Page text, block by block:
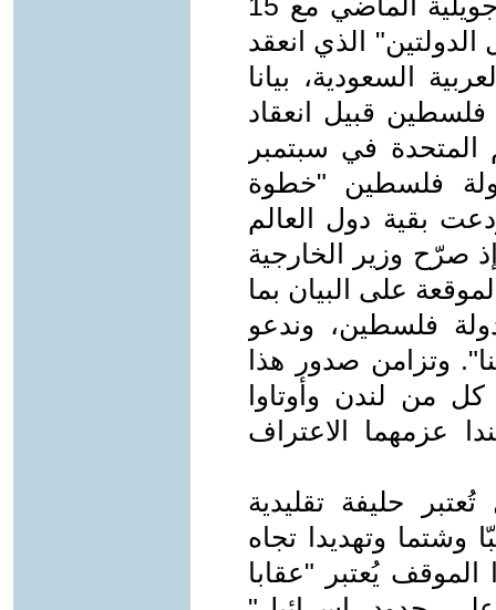
الذي انعقد
السعودية، بيانا
قبيل انعقاد
المتحدة في سبتمبر
فلسطين "خطوة
بقية دول العالم
صرّح وزير الخارجية
على البيان بما
فلسطين، وندعو
وتزامن صدور هذا
من لندن وأوتاوا
عزمهما الاعتراف
حليفة تقليدية
وشتما وتهديدا تجاه
يُعتبر "عقابا